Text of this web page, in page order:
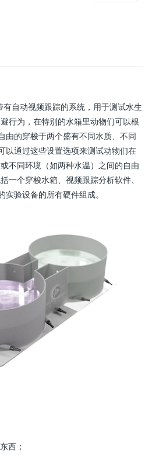
有自动视频跟踪的系统，用于测试水生
行为，在特别的水箱里动物们可以根
由的穿梭于两个盛有不同水质、不同
以通过这些设置选项来测试动物们在
不同环境（如两种水温）之间的自由
一个穿梭水箱、视频跟踪分析软件、
验设备的所有硬件组成。
西；